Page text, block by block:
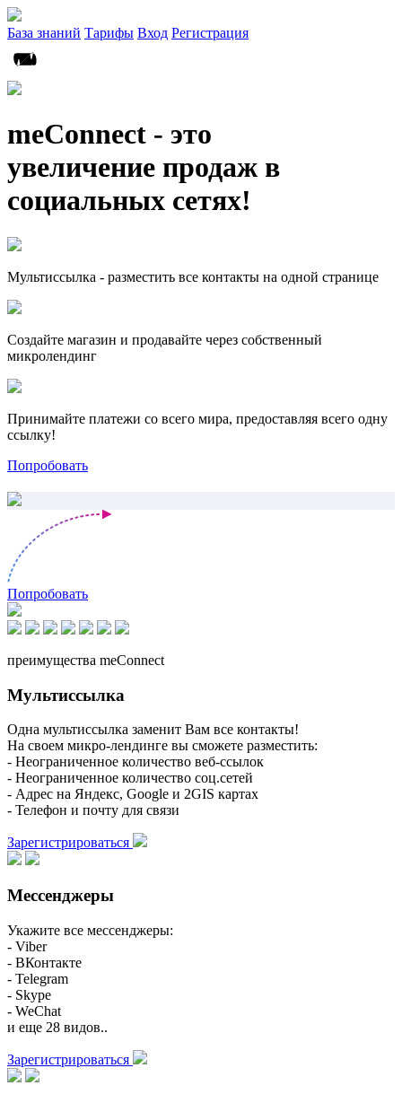
База знаний Тарифы Вход Регистрация
meConnect - это
увеличение продаж в
социальных сетях!
Мультиссылка - разместить все контакты на одной странице
Создайте магазин и продавайте через собственный
микролендинг
Принимайте платежи со всего мира, предоставляя всего одну
ссылку!
Попробовать
Попробовать
преимущества meConnect
Мультиссылка
Одна мультиссылка заменит Вам все контакты!
На своем микро-лендинге вы сможете разместить:
- Неограниченное количество веб-ссылок
- Неограниченное количество соц.сетей
- Адрес на Яндекс, Google и 2GIS картах
- Телефон и почту для связи
Зарегистрироваться
Мессенджеры
Укажите все мессенджеры:
- Viber
- ВКонтакте
- Telegram
- Skype
- WeChat
и еще 28 видов..
Зарегистрироваться